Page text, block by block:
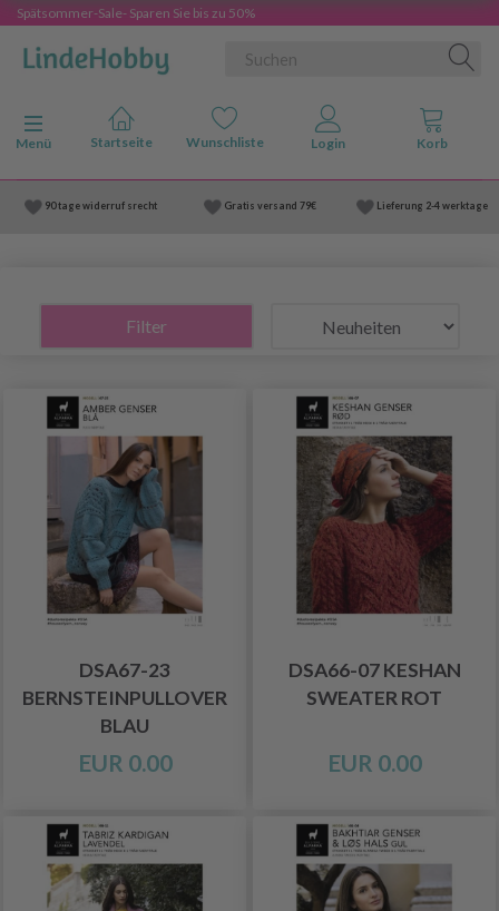
Spätsommer-Sale- Sparen Sie bis zu 50%
Anzeige ändern
Menü
90 tage widerruf srecht Gratis versand 79€ Lieferung 2-4 werktage
Filter
DSA67-23
BERNSTEINPULLOVER
BLAU
EUR 0.00
DSA66-07 KESHAN
SWEATER ROT
EUR 0.00